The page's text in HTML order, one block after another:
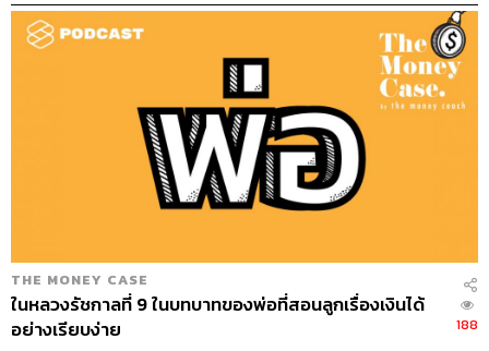
หลายครั้งที่โค้ชพบว่า คนปลดหนี้ด้วยการขายบ้านหรือขาย
รถออกไป จะช่วยให้ปลดหนี้ได้เร็วขึ้นจริง โดยเฉพาะบ้าน
อยากให้ทุกคนลองตัดสินใจดู
3. หยุดชำระ (ชั่วคราว)
ถ้าเป็นหนี้ในระบบ หากหยุดชำระจะมีกระบวนการชัดเจน แต่
ถ้าเป็นหนี้นอกระบบ จะมีกระบวนการวุ่นวาย เพราะคนปล่อย
อาจเดือดร้อนจากผู้มีอิทธิพล โค้ชจึงเตือนเสมอว่าอย่าเป็นหนี้
นอกระบบเด็ดขาด เพราะอันตราย การเป็นหนี้ในระบบถึงล้ม
ก็จะล้มเป็นขั้นเป็นตอนกว่า
THE MONEY CASE
ในหลวงรัชกาลที่ 9 ในบทบาทของพ่อที่สอนลูกเรื่องเงินได้
อย่างเรียบง่าย
188